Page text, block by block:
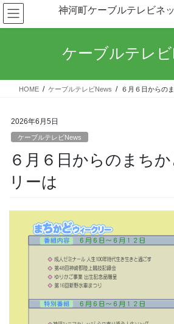
コ
ン
テ
ス
ナ
ビ
ゲ
ン
神河町ケーブルテレビネ
ケーブルテレ
HOME ケーブルテレビNews ６月６日からの
2026年6月5日
ケーブルテレビNews
６月６日からのまち
リーは